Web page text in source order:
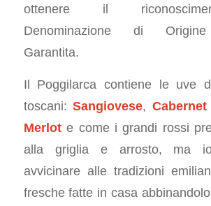
ottenere il
Denominazione di
Garantita.
Il Poggilarca contiene le uve
toscani:Sangiovese,
Merlote come i grandi rossi
alla griglia e arrosto, ma
avvicinare alle tradizioni
fresche fatte in casa